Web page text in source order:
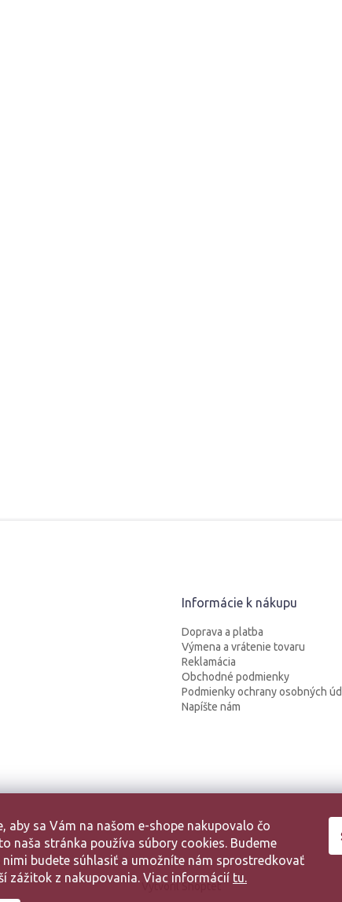
aby sa Vám na našom e-shope nakupovalo čo
naša stránka používa súbory cookies. Budeme
budete súhlasiť a umožníte nám sprostredkovať
zážitok z nakupovania. Viac informácií tu.
Informácie k nákupu
Doprava a platba
Výmena a vrátenie tovaru
Reklamácia
Obchodné podmienky
Podmienky ochrany osobných
Napíšte nám
Vytvoril Shoptet